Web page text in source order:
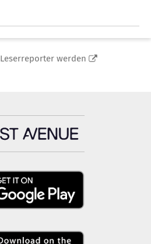
Leserreporter werden